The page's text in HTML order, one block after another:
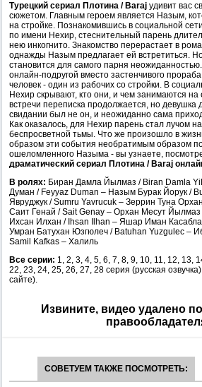
Турецкий сериал Плотина / Baraj удивит вас
сюжетом. Главным героем является Назым,
на стройке. Познакомившись в социальной
по имени Нехир, стеснительный парень
нею инкогнито. Знакомство перерастает в
однажды Назым предлагает ей встретиться.
становится для самого парня
онлайн-подругой вместо застенчивого
человек - один из рабочих со стройки. В
Нехир скрывают, кто они, и чем занимаются
встречи переписка продолжается, но девушка
свидании был не он, и неожиданно сама
Как оказалось, для Нехир парень стал лучом
беспросветной тьмы. Что же произошло в
образом эти события необратимым образом
ошеломленного Назыма - вы узнаете,
драматический сериал Плотина / Baraj
В ролях: Биран Дамла Йылмаз / Biran Damla
Думан / Feyyaz Duman – Назым Бурак Йорук /
Явруджук / Sumru Yavrucuk – Зеррин Туна
Саит Генай / Sait Genay – Орхан Месут
Ихсан Илхан / Ihsan Ilhan – Яшар Иман
Умран Батухан Юзгюлеч / Batuhan Yuzgulec –
Samil Kafkas – Халиль
Все серии: 1, 2, 3, 4, 5, 6, 7, 8, 9, 10, 11, 12, 13,
22, 23, 24, 25, 26, 27, 28 серия (русская
сайте).
Извините, видео удалено
СОВЕТУЕМ ТАКЖЕ ПОСМОТРЕТЬ: